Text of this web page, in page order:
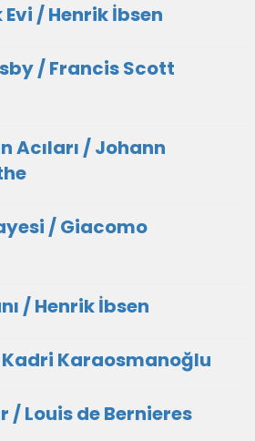
/ Henrik İbsen
/ Francis Scott
Acıları / Johann
/ Giacomo
/ Henrik İbsen
Karaosmanoğlu
/ Louis de Bernieres